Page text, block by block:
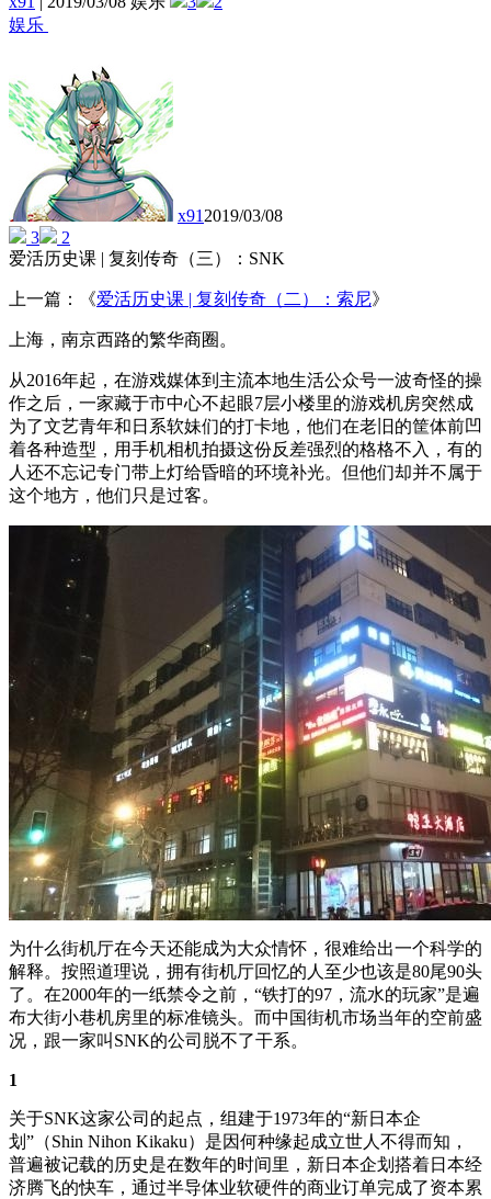
娱乐
x912019/03/08
3
2
爱活历史课 | 复刻传奇（三）：SNK
上一篇：《爱活历史课 | 复刻传奇（二）：索尼》
上海，南京西路的繁华商圈。
从2016年起，在游戏媒体到主流本地生活公众号一波奇怪的操
作之后，一家藏于市中心不起眼7层小楼里的游戏机房突然成
为了文艺青年和日系软妹们的打卡地，他们在老旧的筐体前凹
着各种造型，用手机相机拍摄这份反差强烈的格格不入，有的
人还不忘记专门带上灯给昏暗的环境补光。但他们却并不属于
这个地方，他们只是过客。
为什么街机厅在今天还能成为大众情怀，很难给出一个科学的
解释。按照道理说，拥有街机厅回忆的人至少也该是80尾90头
了。在2000年的一纸禁令之前，“铁打的97，流水的玩家”是遍
布大街小巷机房里的标准镜头。而中国街机市场当年的空前盛
况，跟一家叫SNK的公司脱不了干系。
1
关于SNK这家公司的起点，组建于1973年的“新日本企
划”（Shin Nihon Kikaku）是因何种缘起成立世人不得而知，
普遍被记载的历史是在数年的时间里，新日本企划搭着日本经
济腾飞的快车，通过半导体业软硬件的商业订单完成了资本累